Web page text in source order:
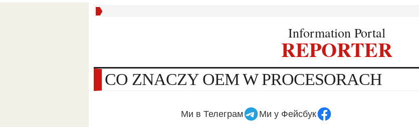
Information Portal
REPORTER
CO ZNACZY OEM W PROCESORACH
Ми в Телеграм Ми у Фейсбук